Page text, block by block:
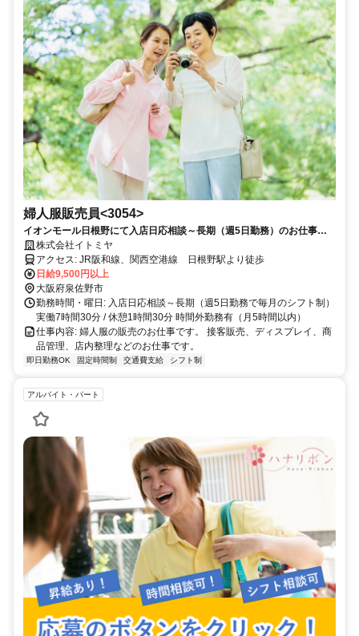
婦人服販売員<3054>
イオンモール日根野にて入店日応相談～長期（週5日勤務）のお仕事で
す。株式会社イトミヤ
アクセス: JR阪和線、関西空港線 日根野駅より徒歩
日給9,500円以上
大阪府泉佐野市
勤務時間・曜日: 入店日応相談～長期（週5日勤務で毎月のシフト制）
実働7時間30分 / 休憩1時間30分 時間外勤務有（月5時間以内）
仕事内容: 婦人服の販売のお仕事です。 接客販売、ディスプレイ、商
品管理、店内整理などのお仕事です。
即日勤務OK 固定時間制 交通費支給 シフト制
アルバイト・パート